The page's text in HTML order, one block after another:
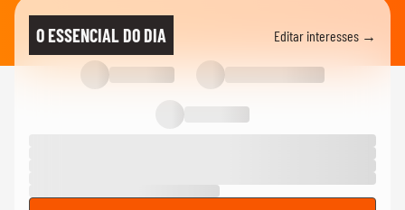
O ESSENCIAL DO DIA Editar interesses →